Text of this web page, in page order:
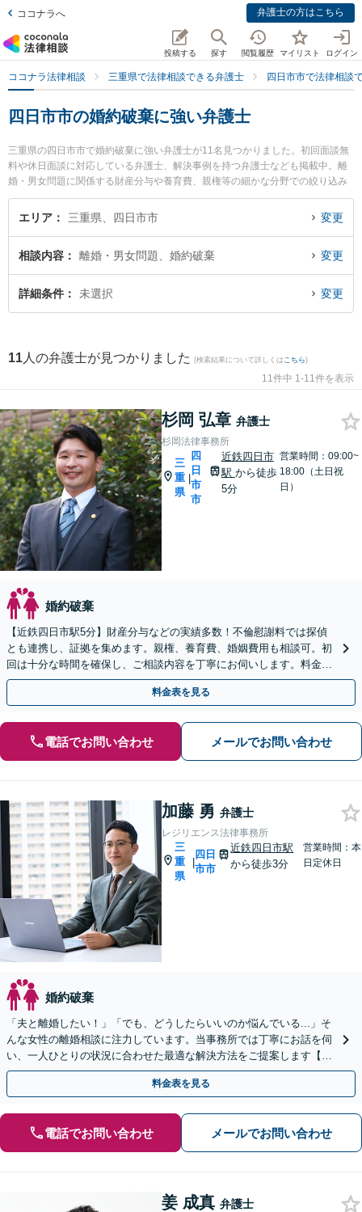
ココナラへ 弁護士の方はこちら
投稿する 探す 閲覧履歴 マイリスト ログイン
ココナラ法律相談 三重県で法律相談できる弁護士 四日市市で法律相談
四日市市の婚約破棄に強い弁護士
三重県の四日市市で婚約破棄に強い弁護士が11名見つかりました。初回面談無
料や休日面談に対応している弁護士、解決事例を持つ弁護士なども掲載中。離
婚・男女問題に関係する財産分与や養育費、親権等の細かな分野での絞り込み
検索もでき便利です。特に杉岡法律事務所の杉岡 弘章弁護士やレジリエンス法
律事務所の加藤 勇弁護士、ベリーベスト法律事務所 四日市オフィスの姜 成真
たい』『婚約破棄のトラブル解決の実績豊富な近くの弁護士を検索したい』
『初回相談無料で婚約破棄を法律相談できる四日市市内の弁護士に相談予約し
たい』などでお困りの相談者さんにおすすめです。
エリア 三重県、四日市市 変更
相談内容 離婚・男女問題、婚約破棄 変更
詳細条件 未選択 変更
11 人の弁護士が見つかりました (検索結果について詳しくは こちら)
11件中 1-11件を表示
杉岡 弘章 弁護士
杉岡法律事務所
三
重
県
|
四
日
市
市
近鉄四日市
駅 から徒歩
5分
営業時間：09:00~
18:00（土日祝
日）
婚約破棄
【近鉄四日市駅5分】財産分与などの実績多数！不倫慰謝料では探偵
とも連携し、証拠を集めます。親権、養育費、婚姻費用も相談可。初
回は十分な時間を確保し、ご相談内容を丁寧にお伺いします。料金に
ついても納得いただけるまで丁寧にご説明いたします。
料金表を見る
電話でお問い合わせ メールでお問い合わせ
加藤 勇 弁護士
レジリエンス法律事務所
三
重
県
|
四日
市市
近鉄四日市駅
から徒歩3分
営業時間：本
日定休日
婚約破棄
「夫と離婚したい！」「でも、どうしたらいいのか悩んでいる...」そ
んな女性の離婚相談に注力しています。当事務所では丁寧にお話を伺
い、一人ひとりの状況に合わせた最適な解決方法をご提案します【選
べる料金プラン】【法テラス可】【近鉄四日市駅3分】
料金表を見る
電話でお問い合わせ メールでお問い合わせ
姜 成真 弁護士